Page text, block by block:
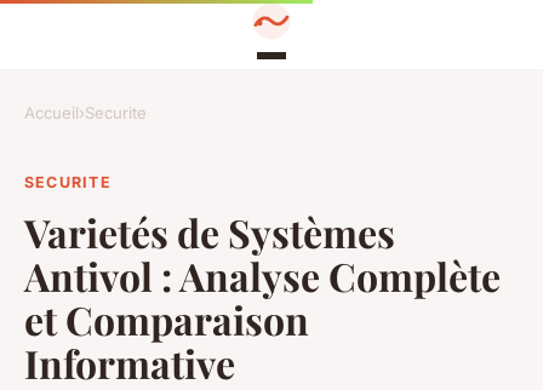
Accueil›Securite
SECURITE
Varietés de Systèmes
Antivol : Analyse Complète
et Comparaison
Informative